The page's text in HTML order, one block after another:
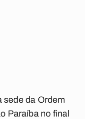
sede da Ordem
Paraíba no final